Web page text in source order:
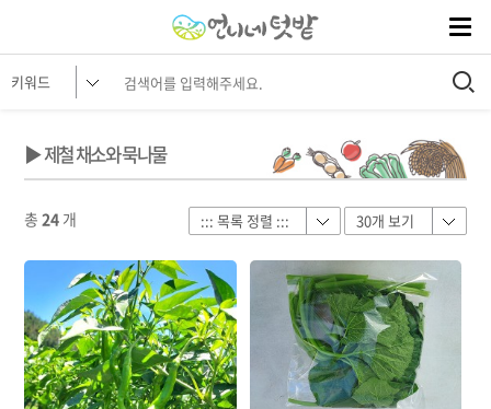
▶ 제철 채소와 묵나물
총24 개